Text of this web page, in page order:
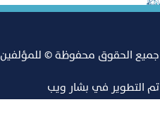
جميع الحقوق محفوظة © للمؤلفين 2022
تم التطوير في بشار ويب